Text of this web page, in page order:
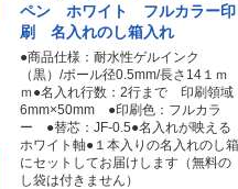
ペン ホワイト フルカラー印
刷 名入れのし箱入れ
●商品仕様：耐水性ゲルインク
（黒）/ボール径0.5mm/長さ14１ｍ
ｍ●名入れ行数：2行まで 印刷領域
6mm×50mm ●印刷色：フルカラ
ー ●替芯：JF-0.5●名入れが映える
ホワイト軸●１本入りの名入れのし箱
にセットしてお届けします（無料の
し袋は付きません）